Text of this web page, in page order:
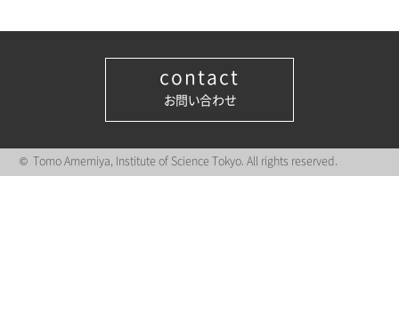
contact
お問い合わせ
© Tomo Amemiya, Institute of Science Tokyo. All rights reserved.